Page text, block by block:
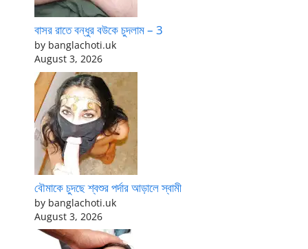
বাসর রাতে বন্ধুর বউকে চুদলাম – 3
by banglachoti.uk
August 3, 2026
বৌমাকে চুদছে শ্বশুর পর্দার আড়ালে স্বামী
by banglachoti.uk
August 3, 2026